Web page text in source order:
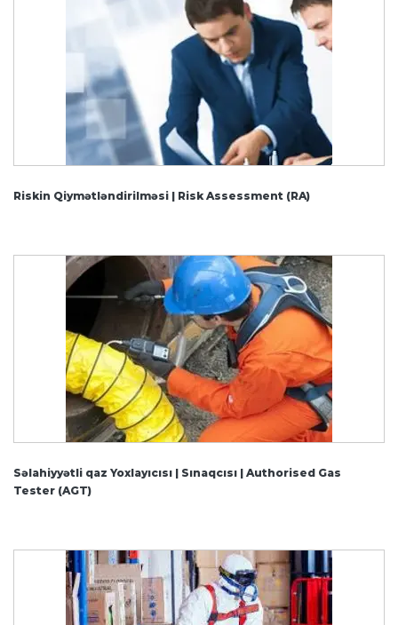
Riskin Qiymətləndirilməsi | Risk Assessment (RA)
Səlahiyyətli qaz Yoxlayıcısı | Sınaqcısı | Authorised Gas
Tester (AGT)